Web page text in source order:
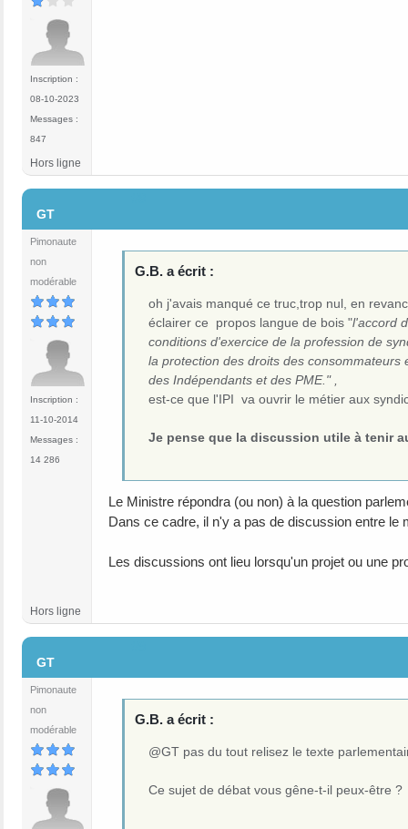
Inscription :
08-10-2023
Messages :
847
Hors ligne
GT
Pimonaute
non
modérable
Inscription :
11-10-2014
Messages :
14 286
G.B. a écrit :
oh j'avais manqué ce truc,trop nul, en
éclairer ce propos langue de bois "l'accord
conditions d'exercice de la profession de
la protection des droits des
des Indépendants et des PME." ,
est-ce que l'IPI va ouvrir le métier aux
Je pense que la discussion utile à tenir
Le Ministre répondra (ou non) à la question
Dans ce cadre, il n'y a pas de discussion entre le
Les discussions ont lieu lorsqu'un projet ou une
Hors ligne
GT
Pimonaute
non
modérable
G.B. a écrit :
@GT pas du tout relisez le texte
Ce sujet de débat vous gêne-t-il peux-être ?